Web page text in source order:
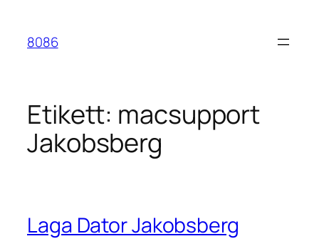
innehåll
8086
Etikett: macsupport
Jakobsberg
Laga Dator Jakobsberg